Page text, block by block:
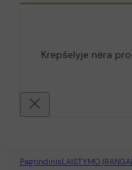
Krepšelyje nėra
PagrindinisLAISTYMO ĮRANGA